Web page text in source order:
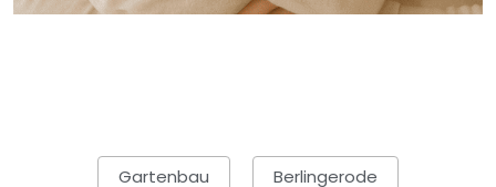
Gartenbau Berlingerode